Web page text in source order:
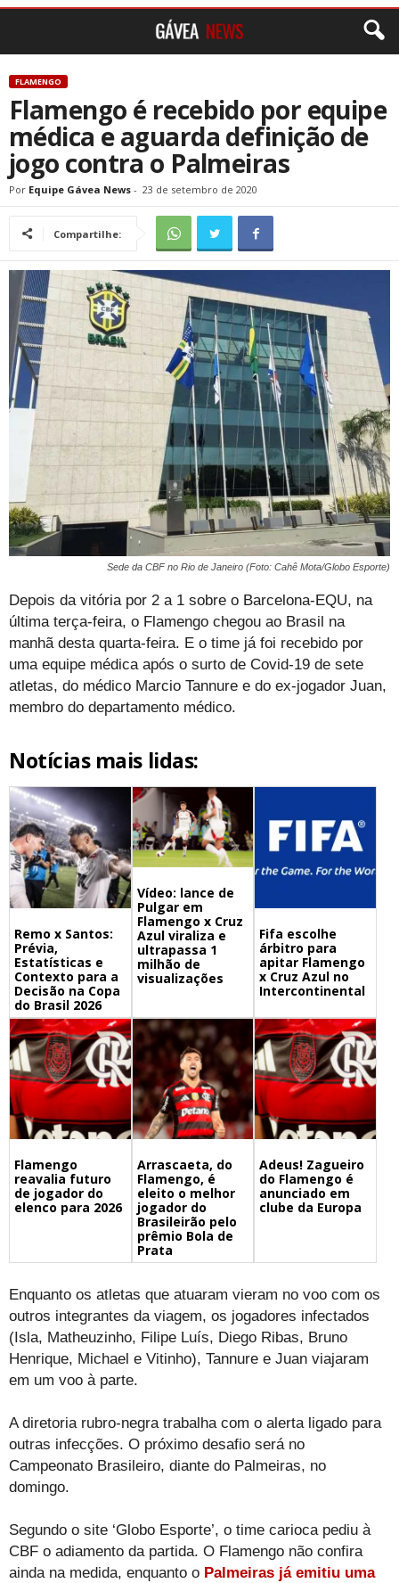
FLAMENGO
Flamengo é recebido por equipe
médica e aguarda definição de
jogo contra o Palmeiras
Por Equipe Gávea News - 23 de setembro de 2020
Compartilhe:
Sede da CBF no Rio de Janeiro (Foto: Cahê Mota/Globo Esporte)
Depois da vitória por 2 a 1 sobre o Barcelona-EQU, na
última terça-feira, o Flamengo chegou ao Brasil na
manhã desta quarta-feira. E o time já foi recebido por
uma equipe médica após o surto de Covid-19 de sete
atletas, do médico Marcio Tannure e do ex-jogador Juan,
membro do departamento médico.
Notícias mais lidas:
Remo x Santos:
Prévia,
Estatísticas e
Contexto para a
Decisão na Copa
do Brasil 2026
Vídeo: lance de
Pulgar em
Flamengo x Cruz
Azul viraliza e
ultrapassa 1
milhão de
visualizações
Fifa escolhe
árbitro para
apitar Flamengo
x Cruz Azul no
Intercontinental
Flamengo
reavalia futuro
de jogador do
elenco para 2026
Arrascaeta, do
Flamengo, é
eleito o melhor
jogador do
Brasileirão pelo
prêmio Bola de
Prata
Adeus! Zagueiro
do Flamengo é
anunciado em
clube da Europa
Enquanto os atletas que atuaram vieram no voo com os
outros integrantes da viagem, os jogadores infectados
(Isla, Matheuzinho, Filipe Luís, Diego Ribas, Bruno
Henrique, Michael e Vitinho), Tannure e Juan viajaram
em um voo à parte.
A diretoria rubro-negra trabalha com o alerta ligado para
outras infecções. O próximo desafio será no
Campeonato Brasileiro, diante do Palmeiras, no
domingo.
Segundo o site ‘Globo Esporte’, o time carioca pediu à
CBF o adiamento da partida. O Flamengo não confira
ainda na medida, enquanto o Palmeiras já emitiu uma